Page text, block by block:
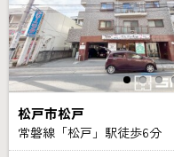
松戸市松戸
常磐線「松戸」駅徒歩6分